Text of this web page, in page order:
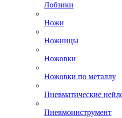
Лобзики
Ножи
Ножницы
Ножовки
Ножовки по металлу
Пневматические
Пневмоинструмент